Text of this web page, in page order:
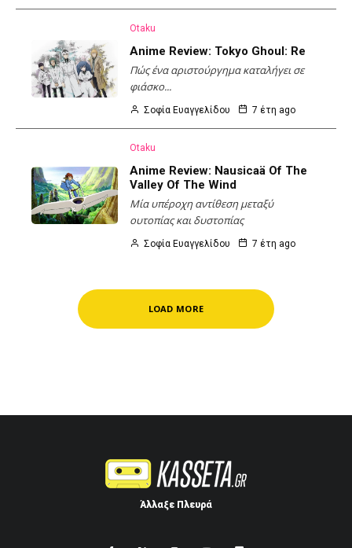
Otaku
Anime Review: Tokyo Ghoul: Re
Πώς ένα αριστούργημα καταλήγει σε
φιάσκο...
Σοφία Ευαγγελίδου 7 έτη ago
Otaku
Anime Review: Nausicaä Of Τhe
Valley Οf Τhe Wind
Μία υπέροχη αντίθεση μεταξύ
ουτοπίας και δυστοπίας
Σοφία Ευαγγελίδου 7 έτη ago
LOAD MORE
Άλλαξε Πλευρά